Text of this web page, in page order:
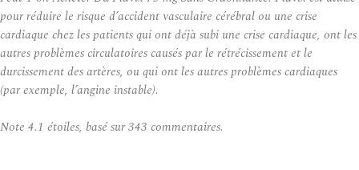
pour réduire le risque d’accident vasculaire cérébral ou une crise
cardiaque chez les patients qui ont déjà subi une crise cardiaque, ont les
autres problèmes circulatoires causés par le rétrécissement et le
durcissement des artères, ou qui ont les autres problèmes cardiaques
(par exemple, l’angine instable).
Note 4.1 étoiles, basé sur343 commentaires.